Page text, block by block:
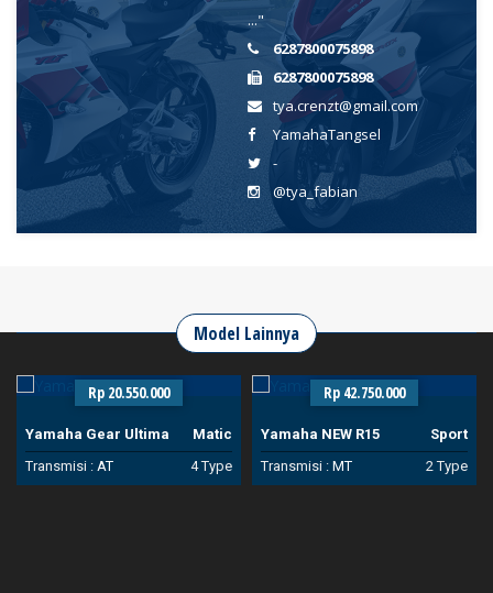
..."
6287800075898
6287800075898
tya.crenzt@gmail.com
YamahaTangsel
-
@tya_fabian
Model Lainnya
Rp 20.550.000
Yamaha Gear Ultima
Matic
Transmisi : AT 4 Type
Rp 42.750.000
Yamaha NEW R15
Sport
Transmisi : MT 2 Type